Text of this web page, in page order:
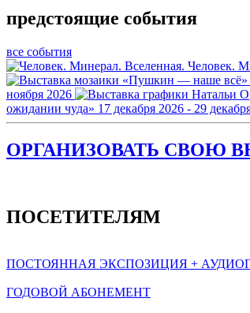
предстоящие события
все события
Человек.
ноября 2026
ожидании чуда» 17 декабря 2026 - 29
ОРГАНИЗОВАТЬ СВОЮ
ПОСЕТИТЕЛЯМ
ПОСТОЯННАЯ ЭКСПОЗИЦИЯ +
ГОДОВОЙ АБОНЕМЕНТ